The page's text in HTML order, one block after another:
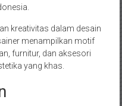
kreativitas dalam desain
menampilkan motif
furnitur, dan aksesori
yang khas.